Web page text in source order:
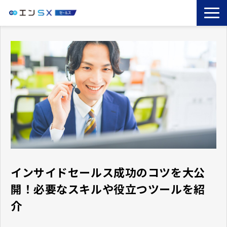
エンSXとは
サービス一覧
導入事例
お役立ちブログ
セミナー
コラム
インサイドセールス成功のコツを大公
開！必要なスキルや役立つツールを紹
介